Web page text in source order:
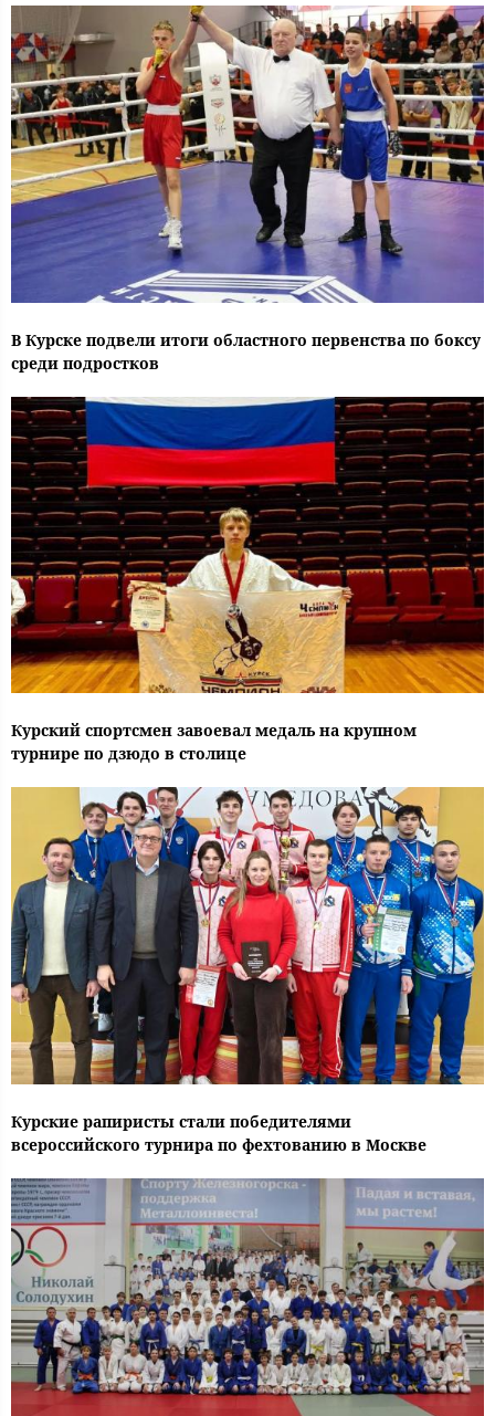
В Курске подвели итоги областного первенства по боксу
среди подростков
Курский спортсмен завоевал медаль на крупном
турнире по дзюдо в столице
Курские рапиристы стали победителями
всероссийского турнира по фехтованию в Москве